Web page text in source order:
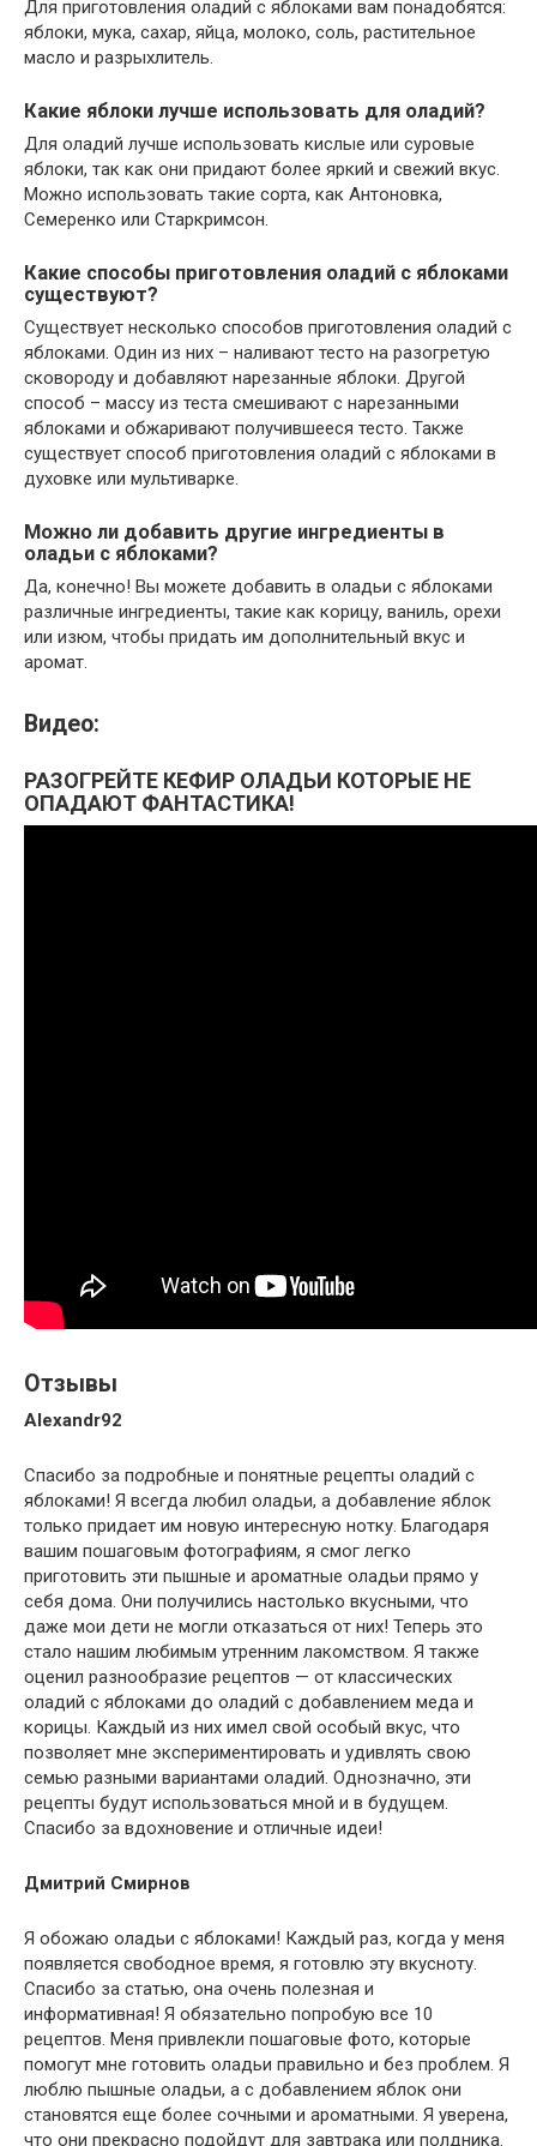
Для приготовления оладий с яблоками вам понадобятся:
яблоки, мука, сахар, яйца, молоко, соль, растительное
масло и разрыхлитель.
Какие яблоки лучше использовать для оладий?
Для оладий лучше использовать кислые или суровые
яблоки, так как они придают более яркий и свежий вкус.
Можно использовать такие сорта, как Антоновка,
Семеренко или Старкримсон.
Какие способы приготовления оладий с яблоками
существуют?
Существует несколько способов приготовления оладий с
яблоками. Один из них – наливают тесто на разогретую
сковороду и добавляют нарезанные яблоки. Другой
способ – массу из теста смешивают с нарезанными
яблоками и обжаривают получившееся тесто. Также
существует способ приготовления оладий с яблоками в
духовке или мультиварке.
Можно ли добавить другие ингредиенты в
оладьи с яблоками?
Да, конечно! Вы можете добавить в оладьи с яблоками
различные ингредиенты, такие как корицу, ваниль, орехи
или изюм, чтобы придать им дополнительный вкус и
аромат.
Видео:
РАЗОГРЕЙТЕ КЕФИР ОЛАДЬИ КОТОРЫЕ НЕ
ОПАДАЮТ ФАНТАСТИКА!
Отзывы
Alexandr92
Спасибо за подробные и понятные рецепты оладий с
яблоками! Я всегда любил оладьи, а добавление яблок
только придает им новую интересную нотку. Благодаря
вашим пошаговым фотографиям, я смог легко
приготовить эти пышные и ароматные оладьи прямо у
себя дома. Они получились настолько вкусными, что
даже мои дети не могли отказаться от них! Теперь это
стало нашим любимым утренним лакомством. Я также
оценил разнообразие рецептов — от классических
оладий с яблоками до оладий с добавлением меда и
корицы. Каждый из них имел свой особый вкус, что
позволяет мне экспериментировать и удивлять свою
семью разными вариантами оладий. Однозначно, эти
рецепты будут использоваться мной и в будущем.
Спасибо за вдохновение и отличные идеи!
Дмитрий Смирнов
Я обожаю оладьи с яблоками! Каждый раз, когда у меня
появляется свободное время, я готовлю эту вкусноту.
Спасибо за статью, она очень полезная и
информативная! Я обязательно попробую все 10
рецептов. Меня привлекли пошаговые фото, которые
помогут мне готовить оладьи правильно и без проблем. Я
люблю пышные оладьи, а с добавлением яблок они
становятся еще более сочными и ароматными. Я уверена,
что они прекрасно подойдут для завтрака или полдника.